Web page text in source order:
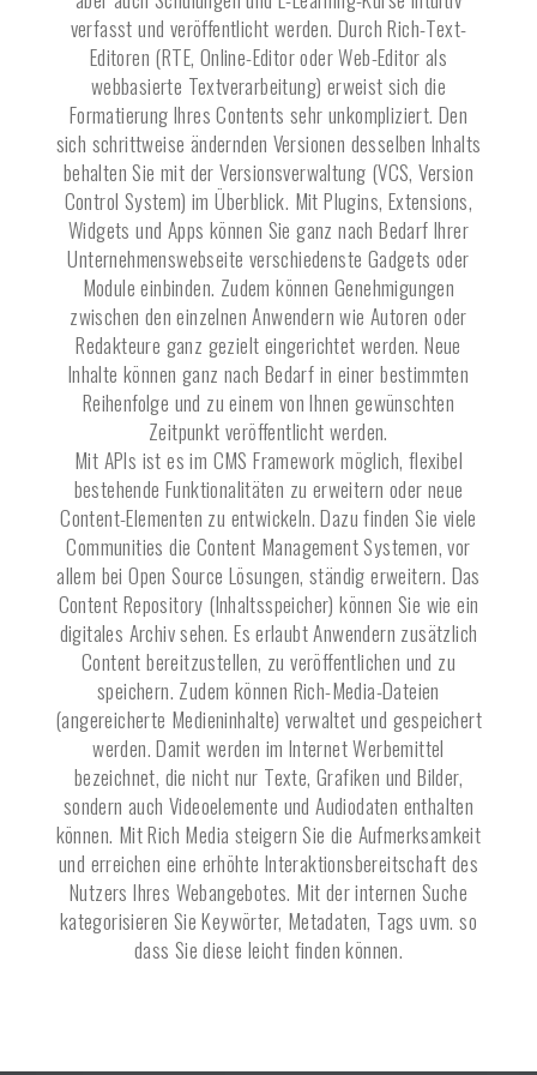
verfasst und veröffentlicht werden. Durch Rich-Text-
Editoren (RTE, Online-Editor oder Web-Editor als
webbasierte Textverarbeitung) erweist sich die
Formatierung Ihres Contents sehr unkompliziert. Den
sich schrittweise ändernden Versionen desselben Inhalts
behalten Sie mit der Versionsverwaltung (VCS, Version
Control System) im Überblick. Mit Plugins, Extensions,
Widgets und Apps können Sie ganz nach Bedarf Ihrer
Unternehmenswebseite verschiedenste Gadgets oder
Module einbinden. Zudem können Genehmigungen
zwischen den einzelnen Anwendern wie Autoren oder
Redakteure ganz gezielt eingerichtet werden. Neue
Inhalte können ganz nach Bedarf in einer bestimmten
Reihenfolge und zu einem von Ihnen gewünschten
Zeitpunkt veröffentlicht werden.
Mit APIs ist es im CMS Framework möglich, flexibel
bestehende Funktionalitäten zu erweitern oder neue
Content-Elementen zu entwickeln. Dazu finden Sie viele
Communities die Content Management Systemen, vor
allem bei Open Source Lösungen, ständig erweitern. Das
Content Repository (Inhaltsspeicher) können Sie wie ein
digitales Archiv sehen. Es erlaubt Anwendern zusätzlich
Content bereitzustellen, zu veröffentlichen und zu
speichern. Zudem können Rich-Media-Dateien
(angereicherte Medieninhalte) verwaltet und gespeichert
werden. Damit werden im Internet Werbemittel
bezeichnet, die nicht nur Texte, Grafiken und Bilder,
sondern auch Videoelemente und Audiodaten enthalten
können. Mit Rich Media steigern Sie die Aufmerksamkeit
und erreichen eine erhöhte Interaktionsbereitschaft des
Nutzers Ihres Webangebotes. Mit der internen Suche
kategorisieren Sie Keywörter, Metadaten, Tags uvm. so
dass Sie diese leicht finden können.